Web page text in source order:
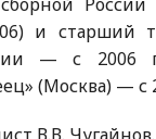
06) и старший
— с 2006
(Москва) — с